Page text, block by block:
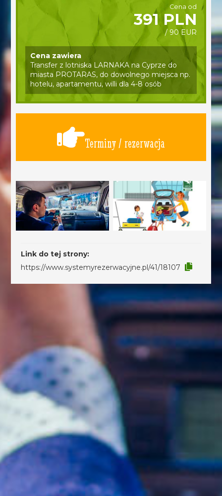
Cena od
391 PLN
/ 90 EUR
Cena zawiera
Transfer z lotniska LARNAKA na Cyprze do
miasta PROTARAS, do dowolnego miejsca np.
hotelu, apartamentu, willi dla 4-8 osób
Terminy / rezerwacja
Link do tej strony:
https://www.systemyrezerwacyjne.pl/41/18107